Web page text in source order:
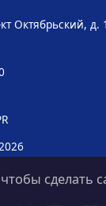
Октябрьский, д.
сделать